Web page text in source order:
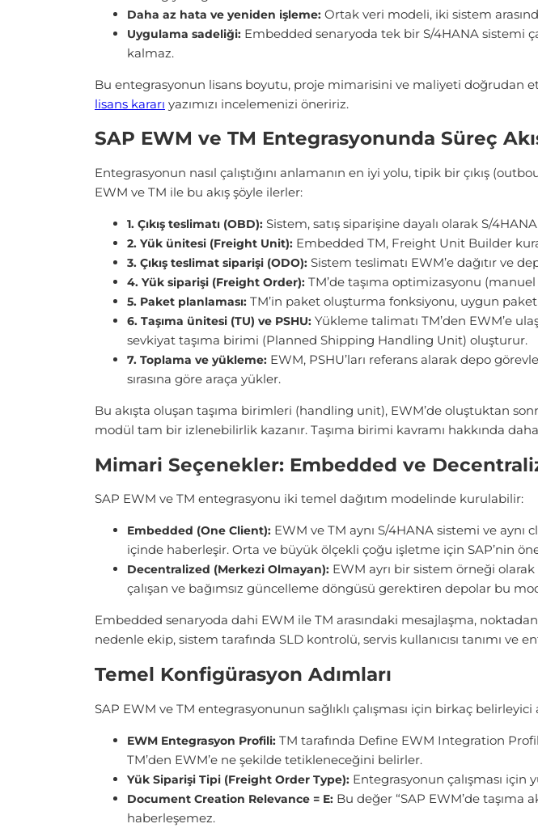
Daha az hata ve yeniden işleme: Ortak veri modeli, iki sistem
Uygulama sadeliği: Embedded senaryoda tek bir S/4HANA sistemi
kalmaz.
Bu entegrasyonun lisans boyutu, proje mimarisini ve maliyeti doğrudan
lisans kararı yazımızı incelemenizi öneririz.
SAP EWM ve TM Entegrasyonunda Süreç
Entegrasyonun nasıl çalıştığını anlamanın en iyi yolu, tipik bir çıkış
EWM ve TM ile bu akış şöyle ilerler:
1. Çıkış teslimatı (OBD): Sistem, satış siparişine dayalı olarak S/
2. Yük ünitesi (Freight Unit): Embedded TM, Freight Unit Builder
3. Çıkış teslimat siparişi (ODO): Sistem teslimatı EWM’e dağıtır ve
4. Yük siparişi (Freight Order): TM’de taşıma optimizasyonu
5. Paket planlaması: TM’in paket oluşturma fonksiyonu, uygun
6. Taşıma ünitesi (TU) ve PSHU: Yükleme talimatı TM’den EWM’e
sevkiyat taşıma birimi (Planned Shipping Handling Unit) oluşturur.
7. Toplama ve yükleme: EWM, PSHU’ları referans alarak depo
sırasına göre araça yükler.
Bu akışta oluşan taşıma birimleri (handling unit), EWM’de oluştuktan
modül tam bir izlenebilirlik kazanır. Taşıma birimi kavramı hakkında
Mimari Seçenekler: Embedded ve
SAP EWM ve TM entegrasyonu iki temel dağıtım modelinde kurulabilir:
Embedded (One Client): EWM ve TM aynı S/4HANA sistemi ve
içinde haberleşir. Orta ve büyük ölçekli çoğu işletme için SAP’nin
Decentralized (Merkezi Olmayan): EWM ayrı bir sistem örneği
çalışan ve bağımsız güncelleme döngüsü gerektiren depolar bu
Embedded senaryoda dahi EWM ile TM arasındaki mesajlaşma,
nedenle ekip, sistem tarafında SLD kontrolü, servis kullanıcısı tanımı
Temel Konfigürasyon Adımları
SAP EWM ve TM entegrasyonunun sağlıklı çalışması için birkaç
EWM Entegrasyon Profili: TM tarafında Define EWM Integration
TM’den EWM’e ne şekilde tetikleneceğini belirler.
Yük Siparişi Tipi (Freight Order Type): Entegrasyonun çalışması için
Document Creation Relevance = E: Bu değer “SAP EWM’de
haberleşemez.